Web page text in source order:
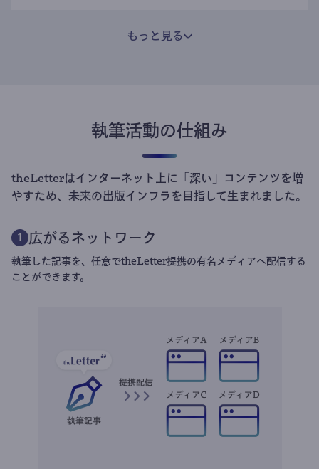
もっと見る
執筆活動の仕組み
theLetterはインターネット上に「深い」コンテンツを増
やすため、未来の出版インフラを目指して生まれました。
1 広がるネットワーク
執筆した記事を、任意でtheLetter提携の有名メディアへ配信する
ことができます。